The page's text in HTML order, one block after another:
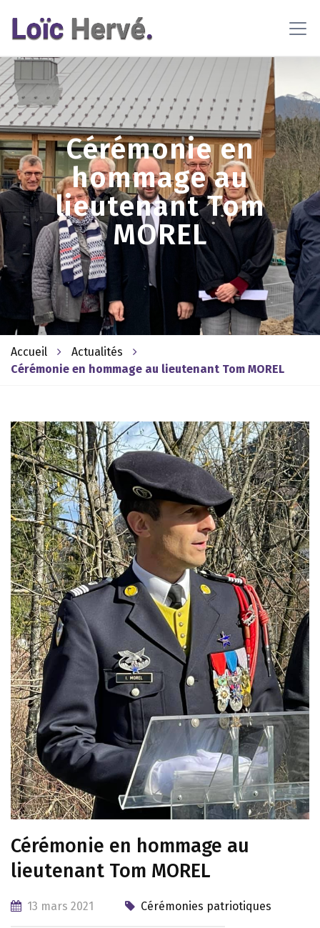
Cérémonie en
hommage au
lieutenant Tom
MOREL
Accueil
Actualités
Cérémonie en hommage au lieutenant Tom MOREL
Cérémonie en hommage au
lieutenant Tom MOREL
13 mars 2021 Cérémonies patriotiques
l'utilisation de cookies pour vous proposer des contenus et
services adaptés